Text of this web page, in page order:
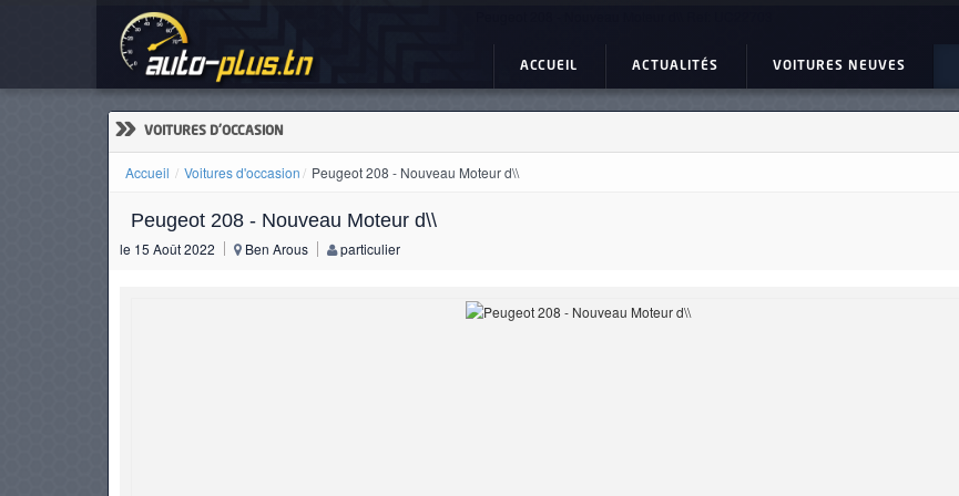
ACCUEIL ACTUALITÉS VOITURES NEUVES
» VOITURES D'OCCASION
Accueil Voitures d'occasion Peugeot 208 - Nouveau Moteur d\\
Peugeot 208 - Nouveau Moteur d\\
le 15 Août 2022 Ben Arous particulier
ACTUALITÉS